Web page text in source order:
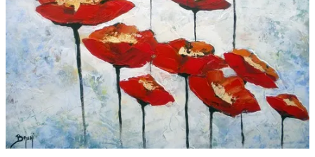
Boutique
Contact
Newsletter
BLOG
Français